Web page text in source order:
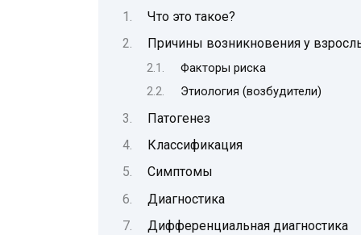
Что это такое?
Причины возникновения у
Факторы риска
Этиология (возбудители)
Патогенез
Классификация
Симптомы
Диагностика
Дифференциальная диагностика